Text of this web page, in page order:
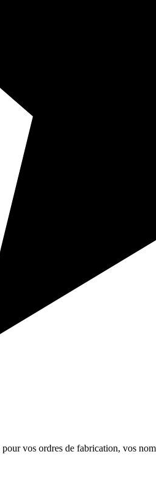
vos ordres de fabrication, vos